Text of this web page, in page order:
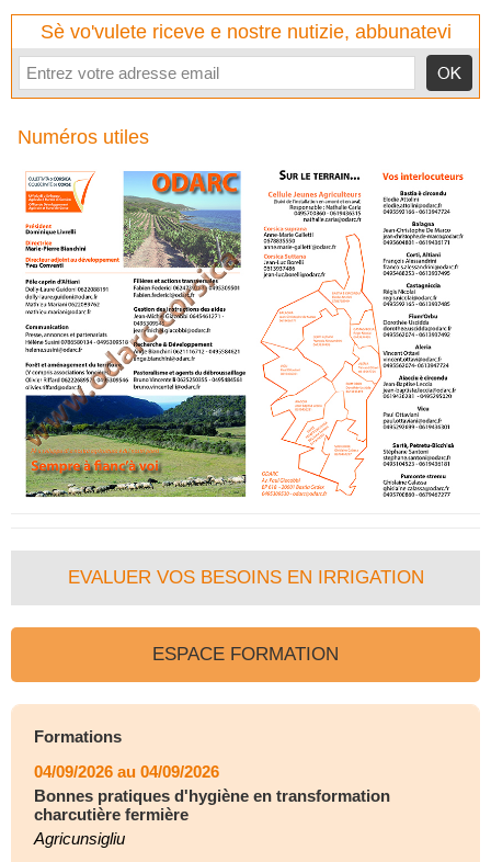
Sè vo'vulete riceve e nostre nutizie, abbunatevi
Numéros utiles
EVALUER VOS BESOINS EN IRRIGATION
ESPACE FORMATION
Formations
04/09/2026 au 04/09/2026
Bonnes pratiques d'hygiène en transformation
charcutière fermière
Agricunsigliu